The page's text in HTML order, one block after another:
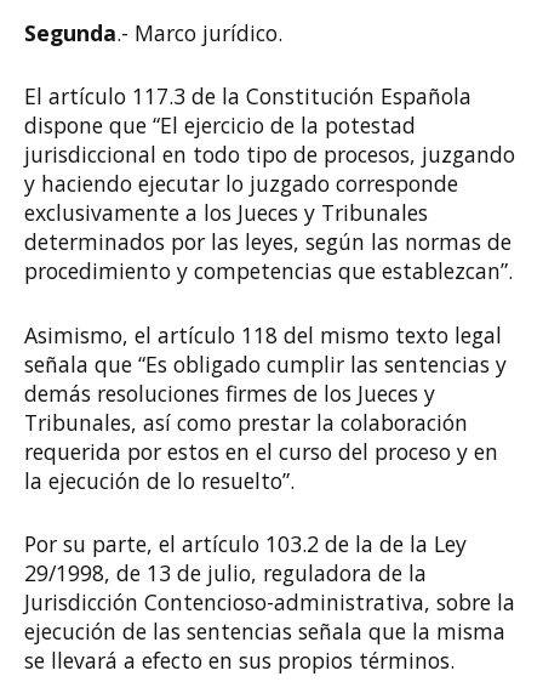
Segunda.- Marco jurídico.
El artículo 117.3 de la Constitución Española
dispone que “El ejercicio de la potestad
jurisdiccional en todo tipo de procesos, juzgando
y haciendo ejecutar lo juzgado corresponde
exclusivamente a los Jueces y Tribunales
determinados por las leyes, según las normas de
procedimiento y competencias que establezcan”.
Asimismo, el artículo 118 del mismo texto legal
señala que “Es obligado cumplir las sentencias y
demás resoluciones firmes de los Jueces y
Tribunales, así como prestar la colaboración
requerida por estos en el curso del proceso y en
la ejecución de lo resuelto”.
Por su parte, el artículo 103.2 de la de la Ley
29/1998, de 13 de julio, reguladora de la
Jurisdicción Contencioso-administrativa, sobre la
ejecución de las sentencias señala que la misma
se llevará a efecto en sus propios términos.